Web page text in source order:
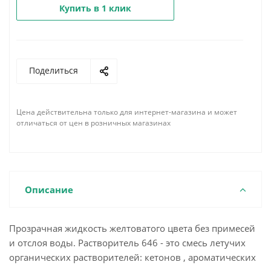
Купить в 1 клик
Поделиться
Цена действительна только для интернет-магазина и может
отличаться от цен в розничных магазинах
Описание
Прозрачная жидкость желтоватого цвета без примесей
и отслоя воды. Растворитель 646 - это смесь летучих
органических растворителей: кетонов , ароматических